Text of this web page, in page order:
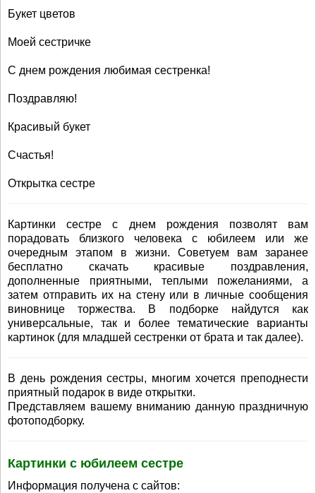
Букет цветов
Моей сестричке
С днем рождения любимая сестренка!
Поздравляю!
Красивый букет
Счастья!
Открытка сестре
Картинки сестре с днем рождения позволят вам
порадовать близкого человека с юбилеем или же
очередным этапом в жизни. Советуем вам заранее
бесплатно скачать красивые поздравления,
дополненные приятными, теплыми пожеланиями, а
затем отправить их на стену или в личные сообщения
виновнице торжества. В подборке найдутся как
универсальные, так и более тематические варианты
картинок (для младшей сестренки от брата и так далее).
В день рождения сестры, многим хочется преподнести
приятный подарок в виде открытки.
Представляем вашему вниманию данную праздничную
фотоподборку.
Картинки с юбилеем сестре
Информация получена с сайтов: